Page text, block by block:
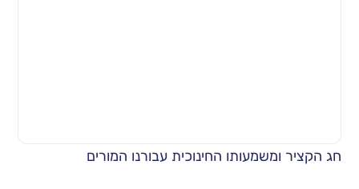
חג הקציר ומשמעותו החינוכית עבורנו המורים